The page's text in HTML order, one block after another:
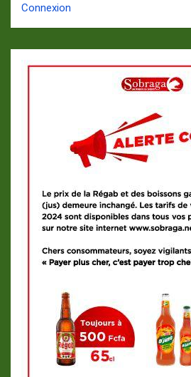
Connexion